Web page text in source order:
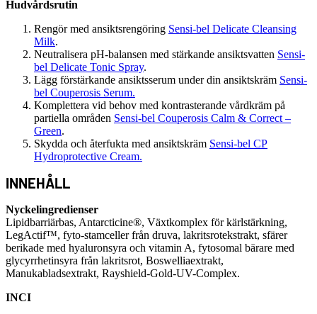
Hudvårdsrutin
Rengör med ansiktsrengöring Sensi-bel Delicate Cleansing
Milk.
Neutralisera pH-balansen med stärkande ansiktsvatten Sensi-
bel Delicate Tonic Spray.
Lägg förstärkande ansiktsserum under din ansiktskräm Sensi-
bel Couperosis Serum.
Komplettera vid behov med kontrasterande vårdkräm på
partiella områden Sensi-bel Couperosis Calm & Correct –
Green.
Skydda och återfukta med ansiktskräm Sensi-bel CP
Hydroprotective Cream.
INNEHÅLL
Nyckelingredienser
Lipidbarriärbas, Antarcticine®, Växtkomplex för kärlstärkning,
LegActif™, fyto-stamceller från druva, lakritsrotekstrakt, sfärer
berikade med hyaluronsyra och vitamin A, fytosomal bärare med
glycyrrhetinsyra från lakritsrot, Boswelliaextrakt,
Manukabladsextrakt, Rayshield-Gold-UV-Complex.
INCI